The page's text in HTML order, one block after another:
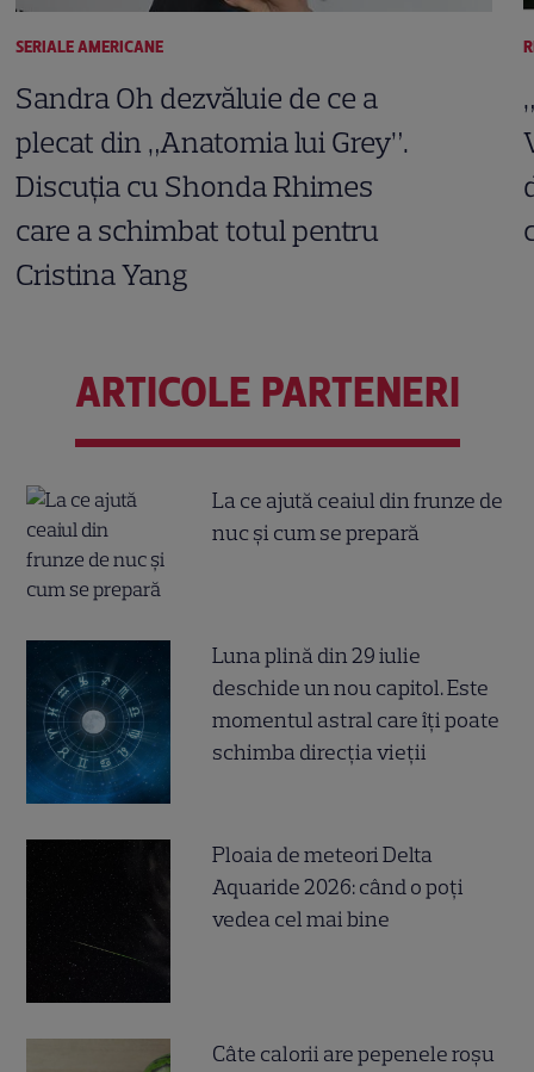
SERIALE AMERICANE
Sandra Oh dezvăluie de ce a
plecat din „Anatomia lui Grey”.
Discuția cu Shonda Rhimes
care a schimbat totul pentru
Cristina Yang
ARTICOLE PARTENERI
La ce ajută ceaiul din frunze de
nuc și cum se prepară
Luna plină din 29 iulie
deschide un nou capitol. Este
momentul astral care îți poate
schimba direcția vieții
Ploaia de meteori Delta
Aquaride 2026: când o poți
vedea cel mai bine
Câte calorii are pepenele roșu